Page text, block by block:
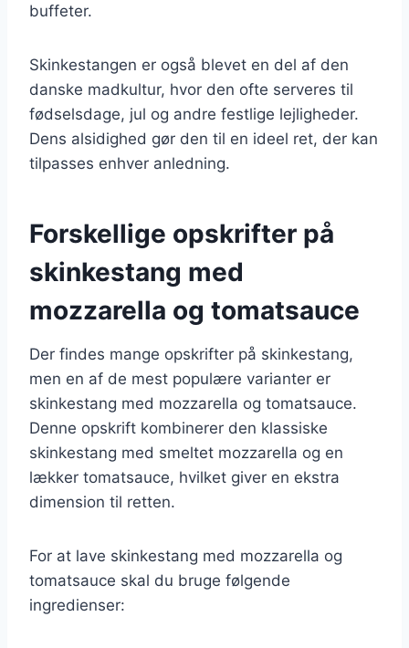
buffeter.
Skinkestangen er også blevet en del af den
danske madkultur, hvor den ofte serveres til
fødselsdage, jul og andre festlige lejligheder.
Dens alsidighed gør den til en ideel ret, der kan
tilpasses enhver anledning.
Forskellige opskrifter på
skinkestang med
mozzarella og tomatsauce
Der findes mange opskrifter på skinkestang,
men en af de mest populære varianter er
skinkestang med mozzarella og tomatsauce.
Denne opskrift kombinerer den klassiske
skinkestang med smeltet mozzarella og en
lækker tomatsauce, hvilket giver en ekstra
dimension til retten.
For at lave skinkestang med mozzarella og
tomatsauce skal du bruge følgende
ingredienser: